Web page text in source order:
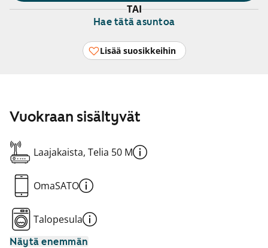
TAI
Hae tätä asuntoa
Lisää suosikkeihin
Vuokraan sisältyvät
Laajakaista, Telia 50 M
OmaSATO
Talopesula
Näytä enemmän